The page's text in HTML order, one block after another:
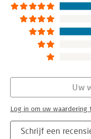
Vanuit haar
weer niet
boek geschreven is
van 'communities' en
iedereen die in dit
geïnteresseerd.
Schrijf een
Uw
Log in om uw waardering